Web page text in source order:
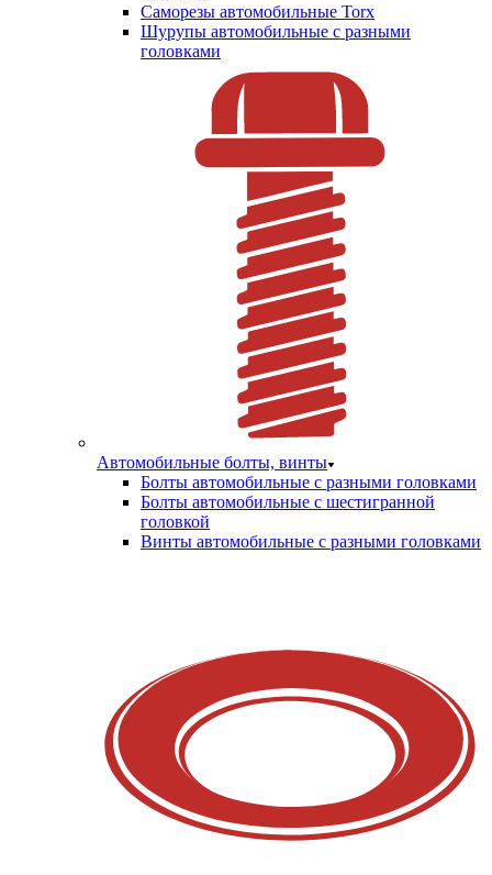
Саморезы автомобильные Torx
Шурупы автомобильные с разными
головками
Автомобильные болты, винты
Болты автомобильные с разными головками
Болты автомобильные с шестигранной
головкой
Винты автомобильные с разными головками